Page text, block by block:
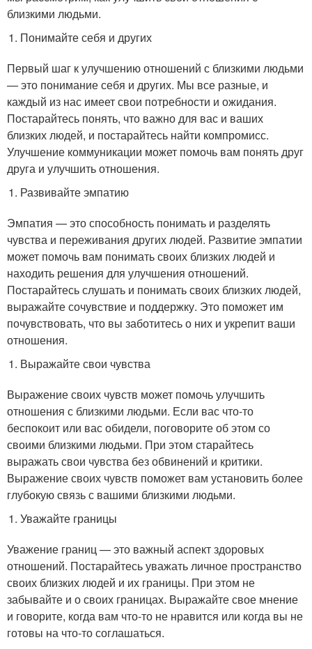
близкими людьми.
Понимайте себя и других
Первый шаг к улучшению отношений с близкими людьми
— это понимание себя и других. Мы все разные, и
каждый из нас имеет свои потребности и ожидания.
Постарайтесь понять, что важно для вас и ваших
близких людей, и постарайтесь найти компромисс.
Улучшение коммуникации может помочь вам понять друг
друга и улучшить отношения.
Развивайте эмпатию
Эмпатия — это способность понимать и разделять
чувства и переживания других людей. Развитие эмпатии
может помочь вам понимать своих близких людей и
находить решения для улучшения отношений.
Постарайтесь слушать и понимать своих близких людей,
выражайте сочувствие и поддержку. Это поможет им
почувствовать, что вы заботитесь о них и укрепит ваши
отношения.
Выражайте свои чувства
Выражение своих чувств может помочь улучшить
отношения с близкими людьми. Если вас что-то
беспокоит или вас обидели, поговорите об этом со
своими близкими людьми. При этом старайтесь
выражать свои чувства без обвинений и критики.
Выражение своих чувств поможет вам установить более
глубокую связь с вашими близкими людьми.
Уважайте границы
Уважение границ — это важный аспект здоровых
отношений. Постарайтесь уважать личное пространство
своих близких людей и их границы. При этом не
забывайте и о своих границах. Выражайте свое мнение
и говорите, когда вам что-то не нравится или когда вы не
готовы на что-то соглашаться.